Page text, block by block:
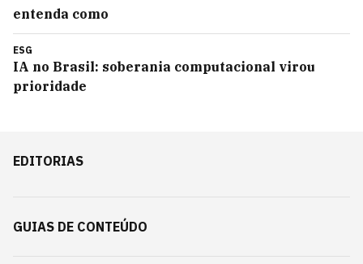
entenda como
ESG
IA no Brasil: soberania computacional virou
prioridade
EDITORIAS
GUIAS DE CONTEÚDO